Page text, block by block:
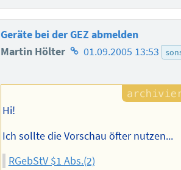
Geräte bei der GEZ abmelden
Martin Hölter Homepage
Autors
01.09.2005 13:53
Hi!
Ich sollte die Vorschau öfter nutzen...
RGebStV $1 Abs.(2)